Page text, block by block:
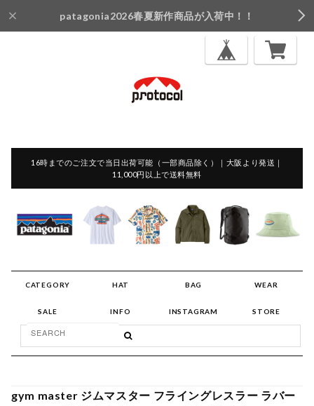
patagonia2026春夏新作商品が入荷中！！
16時までのご注文で当日出荷可能（一部商品除く）｜大阪より発送｜
11,000円以上で送料無料
CATEGORY HAT BAG WEAR
SALE INFO INSTAGRAM STORE
gym master ジムマスター フライングレスラー ラバー